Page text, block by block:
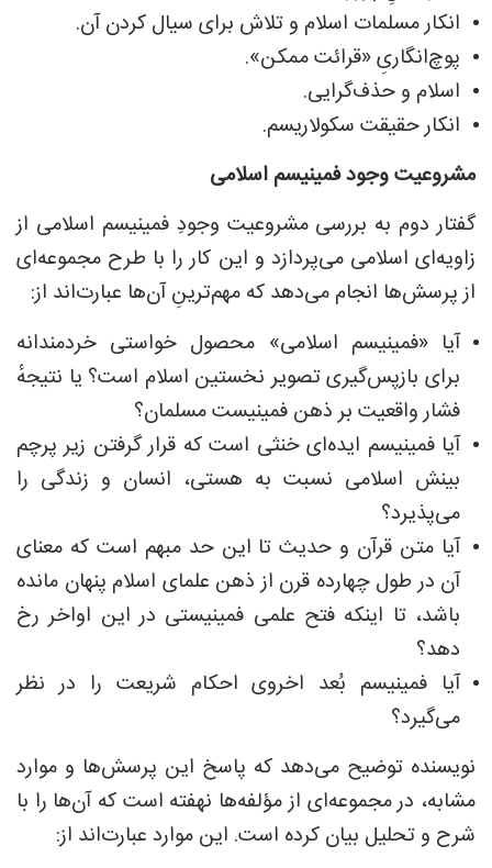
انکار مسلمات اسلام و تلاش برای سیال کردن آن.
پوچ‌انگاریِ «قرائت ممکن».
اسلام و حذف‌گرایی.
انکار حقیقت سکولاریسم.
مشروعیت وجود فمینیسم اسلامی
گفتار دوم به بررسی مشروعیت وجودِ فمینیسم اسلامی از
زاویه‌ای اسلامی می‌پردازد و این کار را با طرح مجموعه‌ای
از پرسش‌ها انجام می‌دهد که مهم‌ترینِ آن‌ها عبارت‌اند از:
آیا «فمینیسم اسلامی» محصول خواستی خردمندانه
برای بازپس‌گیری تصویر نخستین اسلام است؟ یا نتیجهٔ
فشار واقعیت بر ذهن فمینیست مسلمان؟
آیا فمینیسم ایده‌ای خنثی است که قرار گرفتن زیر پرچم
بینش اسلامی نسبت به هستی، انسان و زندگی را
می‌پذیرد؟
آیا متن قرآن و حدیث تا این حد مبهم است که معنای
آن در طول چهارده قرن از ذهن علمای اسلام پنهان مانده
باشد، تا اینکه فتح علمی فمینیستی در این اواخر رخ
دهد؟
آیا فمینیسم بُعد اخروی احکام شریعت را در نظر
می‌گیرد؟
نویسنده توضیح می‌دهد که پاسخ این پرسش‌ها و موارد
مشابه، در مجموعه‌ای از مؤلفه‌ها نهفته است که آن‌ها را با
شرح و تحلیل بیان کرده است. این موارد عبارت‌اند از: